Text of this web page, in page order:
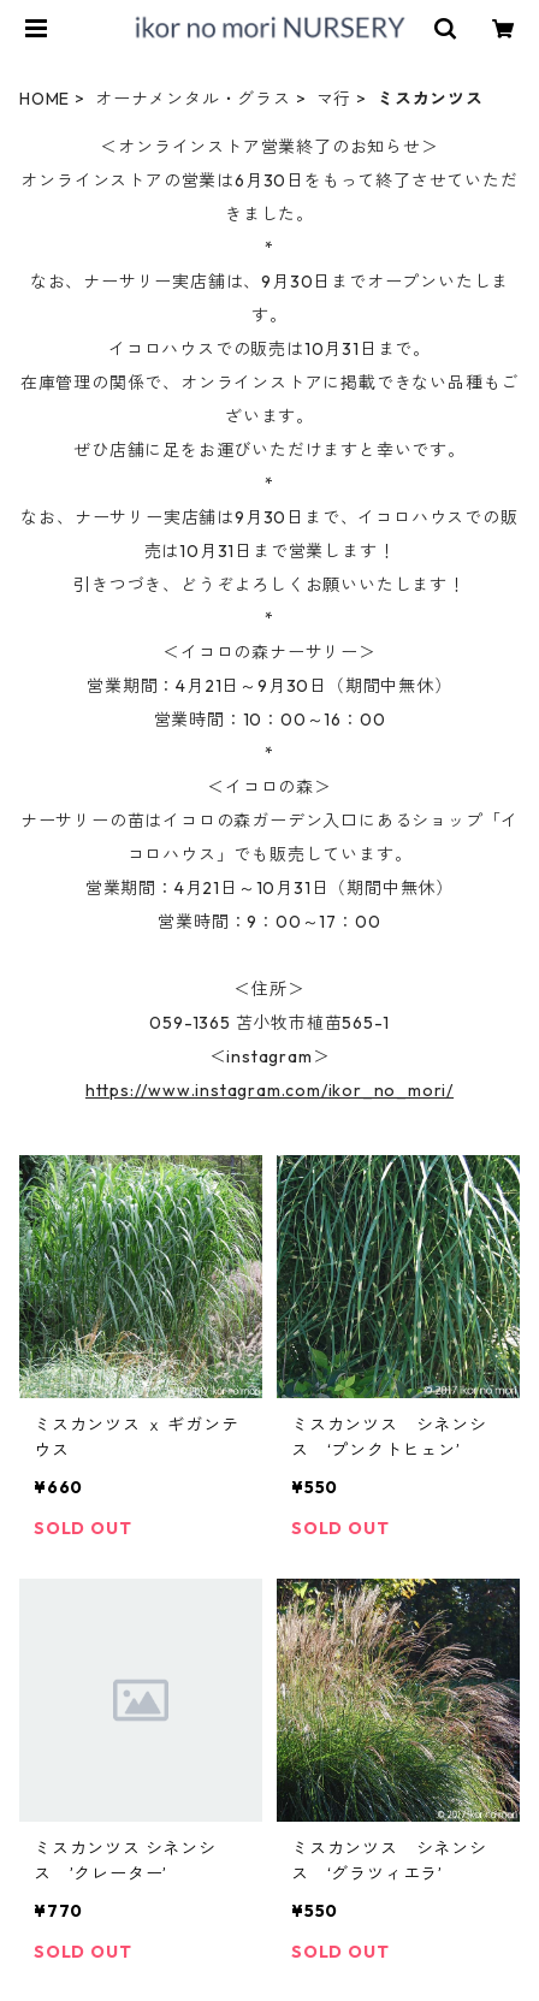
HOME オーナメンタル・グラス マ行 ミスカンツス
＜オンラインストア営業終了のお知らせ＞
オンラインストアの営業は6月30日をもって終了させていただ
きました。
*
なお、ナーサリー実店舗は、9月30日までオープンいたしま
す。
イコロハウスでの販売は10月31日まで。
在庫管理の関係で、オンラインストアに掲載できない品種もご
ざいます。
ぜひ店舗に足をお運びいただけますと幸いです。
*
なお、ナーサリー実店舗は9月30日まで、イコロハウスでの販
売は10月31日まで営業します！
引きつづき、どうぞよろしくお願いいたします！
*
＜イコロの森ナーサリー＞
営業期間：4月21日～9月30日（期間中無休）
営業時間：10：00～16：00
*
＜イコロの森＞
ナーサリーの苗はイコロの森ガーデン入口にあるショップ「イ
コロハウス」でも販売しています。
営業期間：4月21日～10月31日（期間中無休）
営業時間：9：00～17：00
＜住所＞
059-1365 苫小牧市植苗565-1
＜instagram＞
https://www.instagram.com/ikor_no_mori/
ミスカンツス ｘ ギガンテ
ウス
¥660
SOLD OUT
ミスカンツス シネンシ
ス ‘プンクトヒェン’
¥550
SOLD OUT
ミスカンツス シネンシ
ス ’クレーター’
¥770
SOLD OUT
ミスカンツス シネンシ
ス ‘グラツィエラ’
¥550
SOLD OUT